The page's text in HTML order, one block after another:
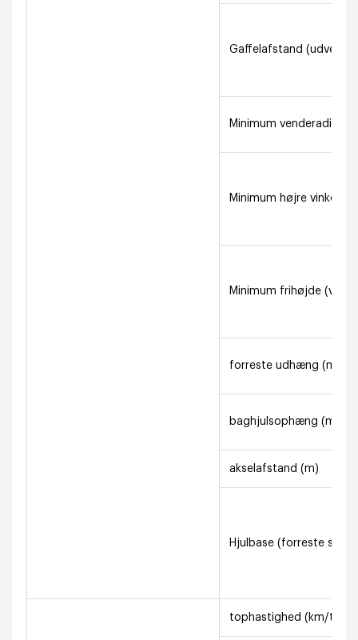
Gaffelafstand
Minimum venderadius
Minimum højre vinkel
Minimum frihøjde (ved
forreste udhæng (m)
baghjulsophæng (m)
akselafstand (m)
Hjulbase (forreste
tophastighed (km/t)